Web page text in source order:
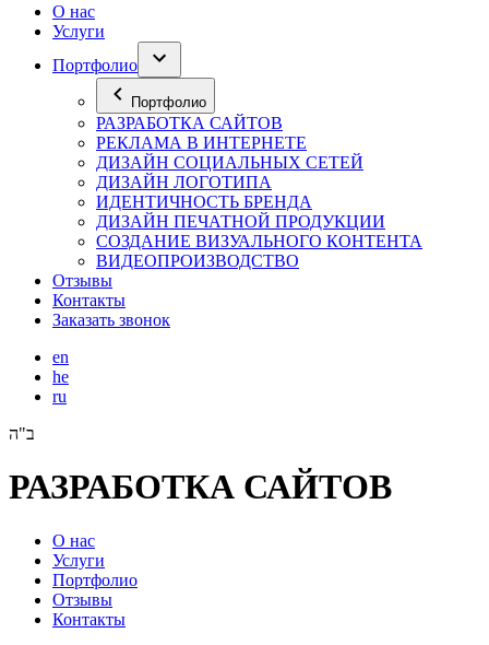
О нас
Услуги
Портфолио
Портфолио
РАЗРАБОТКА САЙТОВ
РЕКЛАМА В ИНТЕРНЕТЕ
ДИЗАЙН СОЦИАЛЬНЫХ СЕТЕЙ
ДИЗАЙН ЛОГОТИПА
ИДЕНТИЧНОСТЬ БРЕНДА
ДИЗАЙН ПЕЧАТНОЙ ПРОДУКЦИИ
СОЗДАНИЕ ВИЗУАЛЬНОГО КОНТЕНТА
ВИДЕОПРОИЗВОДСТВО
Отзывы
Контакты
Заказать звонок
en
he
ru
ב"ה
РАЗРАБОТКА САЙТОВ
О нас
Услуги
Портфолио
Отзывы
Контакты